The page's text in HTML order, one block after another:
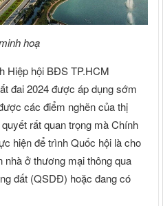
hoạ
Hiệp hội BĐS TP.HCM
đai 2024 được áp dụng sớm
các điểm nghẽn của thị
rất quan trọng mà Chính
hiện để trình Quốc hội là cho
nhà ở thương mại thông qua
đất (QSDĐ) hoặc đang có